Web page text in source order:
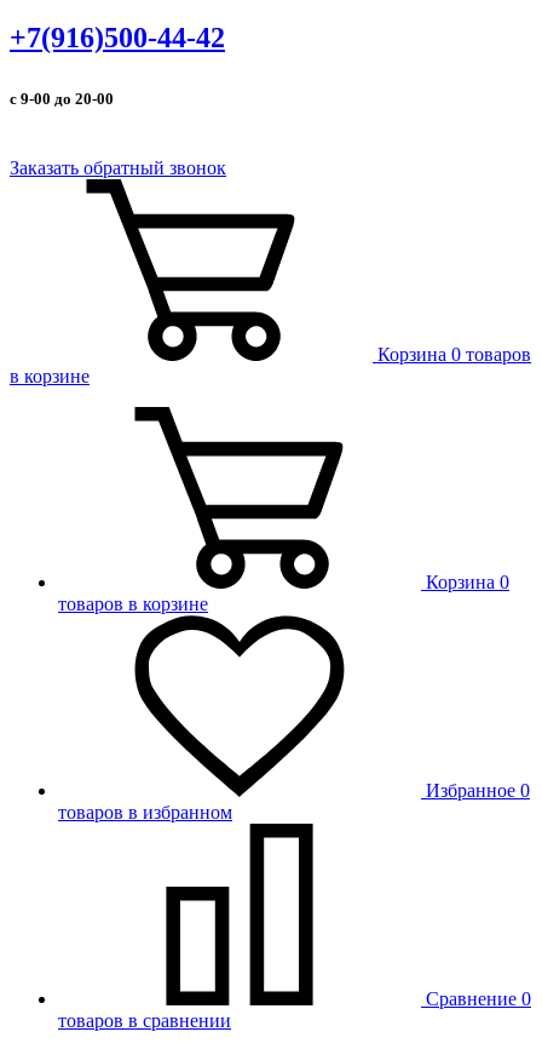
+7(916)500-44-42
с 9-00 до 20-00
Заказать обратный звонок
Корзина 0 товаров
в корзине
Корзина 0
товаров в корзине
Избранное 0
товаров в избранном
Сравнение 0
товаров в сравнении